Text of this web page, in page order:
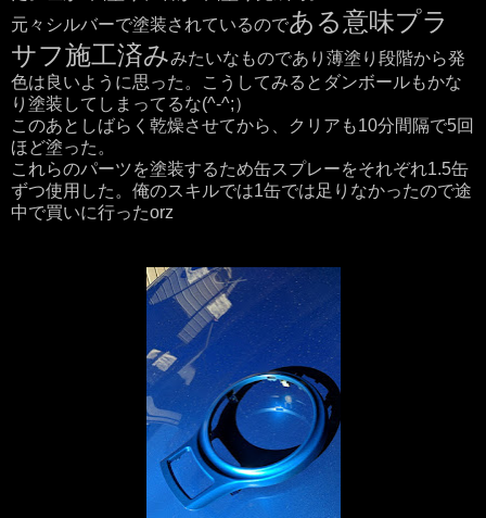
元々シルバーで塗装されているのである意味プラ
サフ施工済みみたいなものであり薄塗り段階から発
色は良いように思った。こうしてみるとダンボールもかな
り塗装してしまってるな(^-^;）
このあとしばらく乾燥させてから、クリアも10分間隔で5回
ほど塗った。
これらのパーツを塗装するため缶スプレーをそれぞれ1.5缶
ずつ使用した。俺のスキルでは1缶では足りなかったので途
中で買いに行ったorz